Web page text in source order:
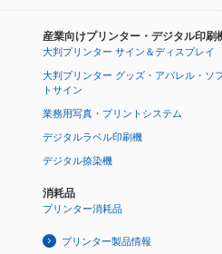
産業向けプリンター・デジタル印刷
大判プリンター サイン＆ディスプレイ
大判プリンター グッズ・アパレル・ソ
トサイン
業務用写真・プリントシステム
デジタルラベル印刷機
デジタル捺染機
消耗品
プリンター消耗品
プリンター製品情報